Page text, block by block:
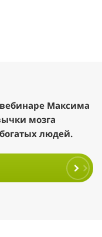
Максима
мозга
людей.